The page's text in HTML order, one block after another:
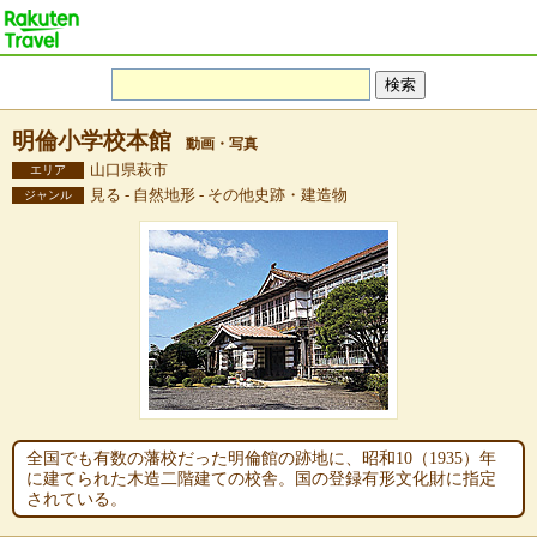
明倫小学校本館 動画・写真
エリア 山口県萩市
ジャンル 見る - 自然地形 - その他史跡・建造物
全国でも有数の藩校だった明倫館の跡地に、昭和10（1935）年
に建てられた木造二階建ての校舎。国の登録有形文化財に指定
されている。